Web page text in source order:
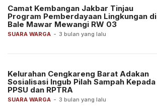
SUARA WARGA - 3 bulan yang lalu
Camat Kembangan Jakbar Tinjau
Program Pemberdayaan Lingkungan di
Bale Mawar Mewangi RW 03
SUARA WARGA - 3 bulan yang lalu
Kelurahan Cengkareng Barat Adakan
Sosialisasi Ingub Pilah Sampah Kepada
PPSU dan RPTRA